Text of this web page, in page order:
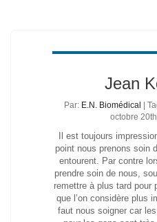
Jean
Par: E.N. Biomédical |
octobre
Il est toujours
point nous prenons soin
entourent. Par contre
prendre soin de nous,
remettre à plus tard pour
que l’on considère plus
faut nous soigner car